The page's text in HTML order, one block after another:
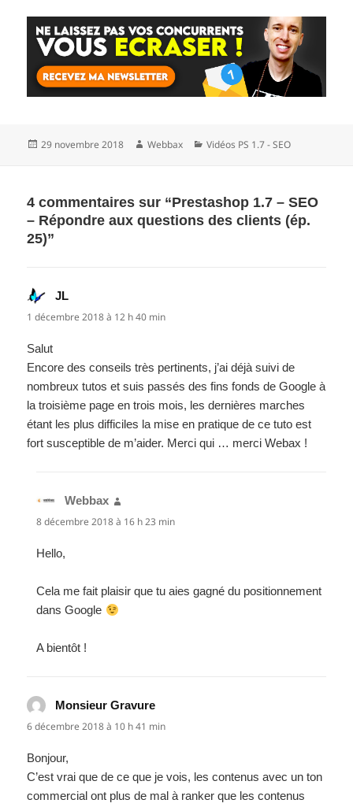
Publié
29 novembre 2018 Auteur
Webbax Catégories
Vidéos PS 1.7 - SEO
4 commentaires sur “Prestashop 1.7 – SEO
– Répondre aux questions des clients (ép.
25)”
JL
1 décembre 2018 à 12 h 40 min
Salut
Encore des conseils très pertinents, j’ai déjà suivi de
nombreux tutos et suis passés des fins fonds de Google à
la troisième page en trois mois, les dernières marches
étant les plus difficiles la mise en pratique de ce tuto est
fort susceptible de m’aider. Merci qui … merci Webax !
Webbax
8 décembre 2018 à 16 h 23 min
Hello,
Cela me fait plaisir que tu aies gagné du positionnement
dans Google
A bientôt !
Monsieur Gravure
6 décembre 2018 à 10 h 41 min
Bonjour,
C’est vrai que de ce que je vois, les contenus avec un ton
commercial ont plus de mal à ranker que les contenus